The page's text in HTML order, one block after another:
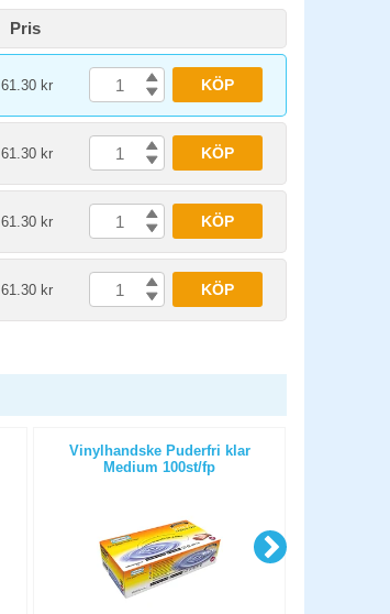
Pris
61.30 kr KÖP
61.30 kr KÖP
61.30 kr KÖP
61.30 kr KÖP
Vinylhandske Puderfri klar
Medium 100st/fp